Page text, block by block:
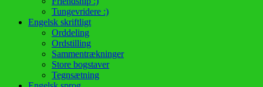
Tungevridere :)
Engelsk skriftligt
Orddeling
Ordstilling
Sammentrækninger
Store bogstaver
Tegnsætning